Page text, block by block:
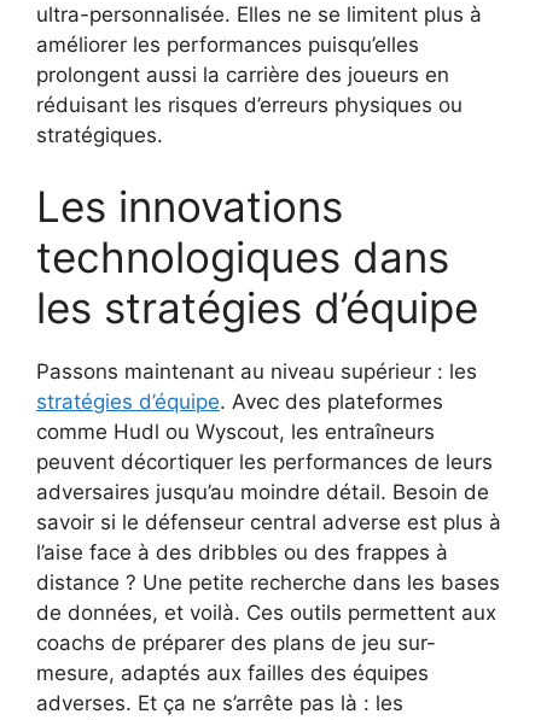
ultra-personnalisée. Elles ne se limitent plus à
améliorer les performances puisqu’elles
prolongent aussi la carrière des joueurs en
réduisant les risques d’erreurs physiques ou
stratégiques.
Les innovations
technologiques dans
les stratégies d’équipe
Passons maintenant au niveau supérieur : les
stratégies d’équipe. Avec des plateformes
comme Hudl ou Wyscout, les entraîneurs
peuvent décortiquer les performances de leurs
adversaires jusqu’au moindre détail. Besoin de
savoir si le défenseur central adverse est plus à
l’aise face à des dribbles ou des frappes à
distance ? Une petite recherche dans les bases
de données, et voilà. Ces outils permettent aux
coachs de préparer des plans de jeu sur-
mesure, adaptés aux failles des équipes
adverses. Et ça ne s’arrête pas là : les